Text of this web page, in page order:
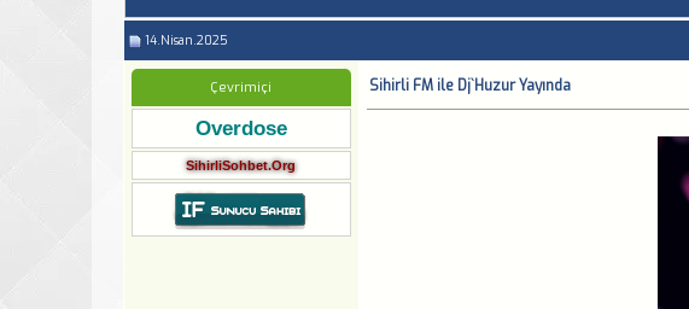
14.Nisan.2025
Çevrimiçi
Overdose
SihirliSohbet.Org
Sihirli FM ile Dj`Huzur Yayında